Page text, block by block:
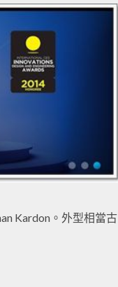
Kardon。外型相當古